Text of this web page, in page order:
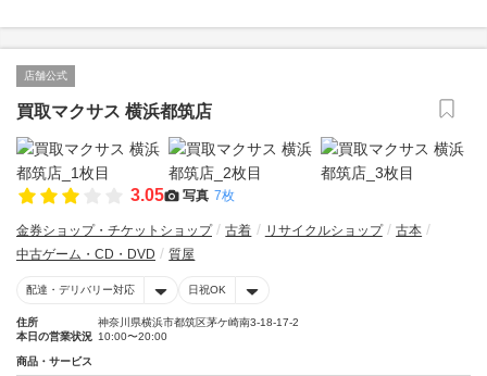
店舗公式
買取マクサス 横浜都筑店
3.05 写真 7枚
金券ショップ・チケットショップ 古着 リサイクルショップ
古本
中古ゲーム・CD・DVD
質屋
配達・デリバリー対応 日祝OK
住所
神奈川県横浜市都筑区茅ケ崎南3-18-17-2
本日の営業状況 10:00〜20:00
商品・サービス